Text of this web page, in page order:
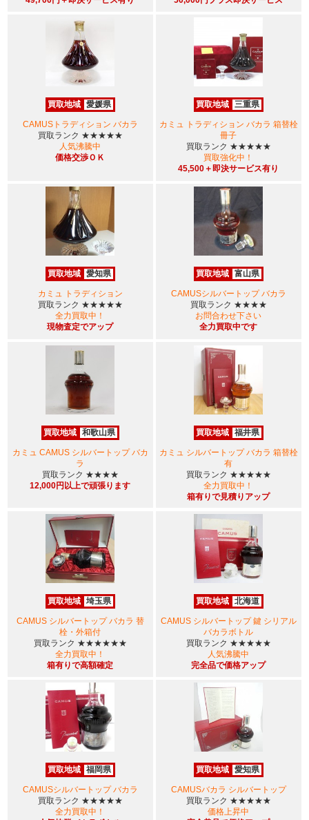
買取地域 愛媛県
CAMUSトラディション バカラ
買取ランク ★★★★★
人気沸騰中
価格交渉ＯＫ
買取地域 三重県
カミュ トラディション バカラ 箱替栓
冊子
買取ランク ★★★★★
買取強化中！
45,500＋即決サービス有り
買取地域 愛知県
カミュ トラディション
買取ランク ★★★★★
全力買取中！
現物査定でアップ
買取地域 富山県
CAMUSシルバートップ バカラ
買取ランク ★★★★
お問合わせ下さい
全力買取中です
買取地域 和歌山県
カミュ CAMUS シルバートップ バカ
ラ
買取ランク ★★★★
12,000円以上で頑張ります
買取地域 福井県
カミュ シルバートップ バカラ 箱替栓
有
買取ランク ★★★★★
全力買取中！
箱有りで見積りアップ
買取地域 埼玉県
CAMUS シルバートップ バカラ 替
栓・外箱付
買取ランク ★★★★★★
全力買取中！
箱有りで高額確定
買取地域 北海道
CAMUS シルバートップ 鍵 シリアル
バカラボトル
買取ランク ★★★★★
人気沸騰中
完全品で価格アップ
買取地域 福岡県
CAMUSシルバートップ バカラ
買取ランク ★★★★★
全力買取中！
買取地域 愛知県
CAMUSバカラ シルバートップ
買取ランク ★★★★★
価格上昇中